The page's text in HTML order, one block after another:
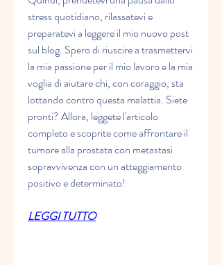
stress quotidiano, rilassatevi e
preparatevi a leggere il mio nuovo post
sul blog. Spero di riuscire a trasmettervi
la mia passione per il mio lavoro e la mia
voglia di aiutare chi, con coraggio, sta
lottando contro questa malattia. Siete
pronti? Allora, leggete l'articolo
completo e scoprite come affrontare il
tumore alla prostata con metastasi
sopravvivenza con un atteggiamento
positivo e determinato!
LEGGI TUTTO